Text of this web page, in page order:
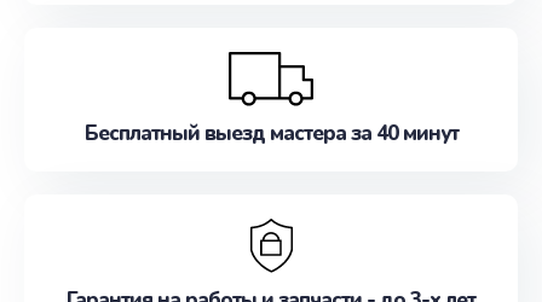
Бесплатный выезд мастера за 40 минут